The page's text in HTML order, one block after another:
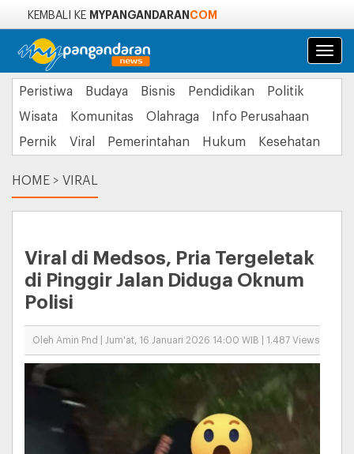
KEMBALI KE MYPANGANDARAN COM
Peristiwa Budaya Bisnis Pendidikan
Politik
Wisata
Komunitas Olahraga
Info Perusahaan
Pernik
Viral Pemerintahan Hukum Kesehatan
HOME > VIRAL
Viral di Medsos, Pria Tergeletak
di Pinggir Jalan Diduga Oknum
Polisi
Oleh Amin Pnd | Jum'at, 16 Januari 2026 14:00 WIB | 1.487 Views